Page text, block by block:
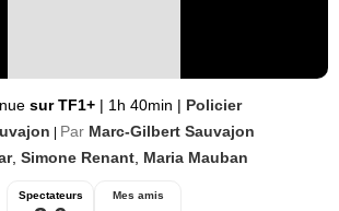
sur TF1+ | 1h 40min | Policier
Par Marc-Gilbert Sauvajon
, Simone Renant Maria Mauban
Spectateurs Mes amis